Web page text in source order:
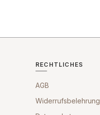
RECHTLICHES
AGB
Widerrufsbelehrung